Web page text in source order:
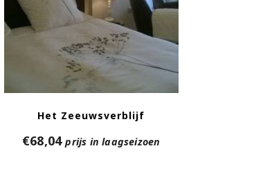
Het Zeeuwsverblijf
€68,04 prijs in laagseizoen